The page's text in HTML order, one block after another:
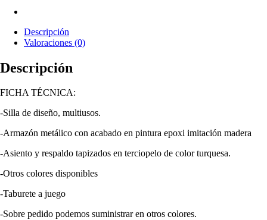
Descripción
Valoraciones (0)
Descripción
FICHA TÉCNICA:
-Silla de diseño, multiusos.
-Armazón metálico con acabado en pintura epoxi imitación madera
-Asiento y respaldo tapizados en terciopelo de color turquesa.
-Otros colores disponibles
-Taburete a juego
-Sobre pedido podemos suministrar en otros colores.